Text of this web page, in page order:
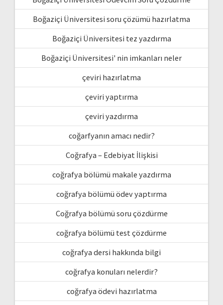
Boğaziçi Üniversitesi soru çözümü hazırlatma
Boğaziçi Üniversitesi tez yazdırma
Boğaziçi Üniversitesi' nin imkanları neler
çeviri hazırlatma
çeviri yaptırma
çeviri yazdırma
coğarfyanın amacı nedir?
Coğrafya – Edebiyat İlişkisi
coğrafya bölümü makale yazdırma
coğrafya bölümü ödev yaptırma
Coğrafya bölümü soru çözdürme
coğrafya bölümü test çözdürme
coğrafya dersi hakkında bilgi
coğrafya konuları nelerdir?
coğrafya ödevi hazırlatma